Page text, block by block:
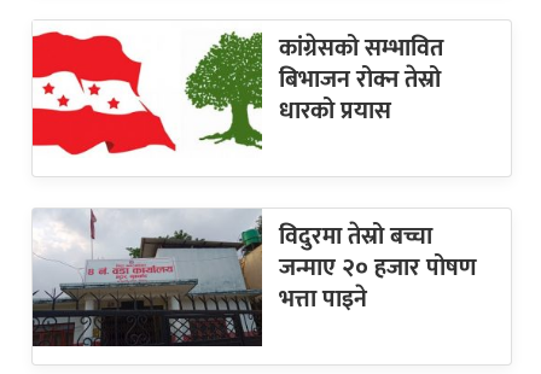
कांग्रेसको सम्भावित
बिभाजन रोक्न तेस्रो
धारको प्रयास
विदुरमा तेस्रो बच्चा
जन्माए २० हजार पोषण
भत्ता पाइने